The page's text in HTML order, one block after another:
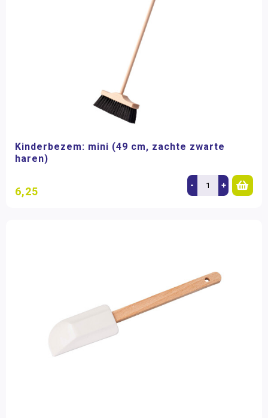
Kinderbezem: mini (49 cm, zachte zwarte
haren)
6,25 - +